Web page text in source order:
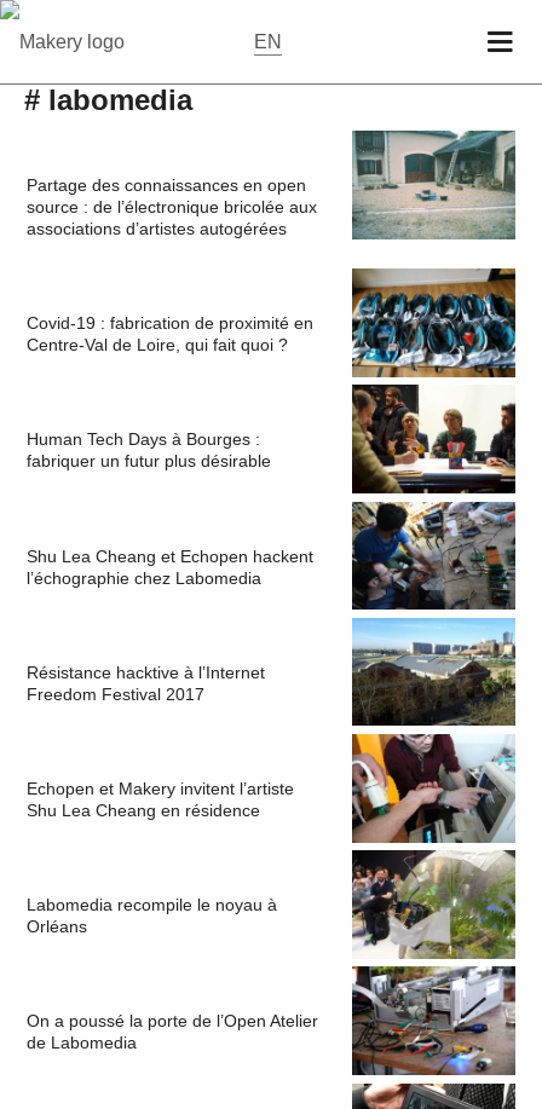
EN
# labomedia
Partage des connaissances en open
source : de l’électronique bricolée aux
associations d’artistes autogérées
Covid-19 : fabrication de proximité en
Centre-Val de Loire, qui fait quoi ?
Human Tech Days à Bourges :
fabriquer un futur plus désirable
Shu Lea Cheang et Echopen hackent
l’échographie chez Labomedia
Résistance hacktive à l’Internet
Freedom Festival 2017
Echopen et Makery invitent l’artiste
Shu Lea Cheang en résidence
Labomedia recompile le noyau à
Orléans
On a poussé la porte de l’Open Atelier
de Labomedia